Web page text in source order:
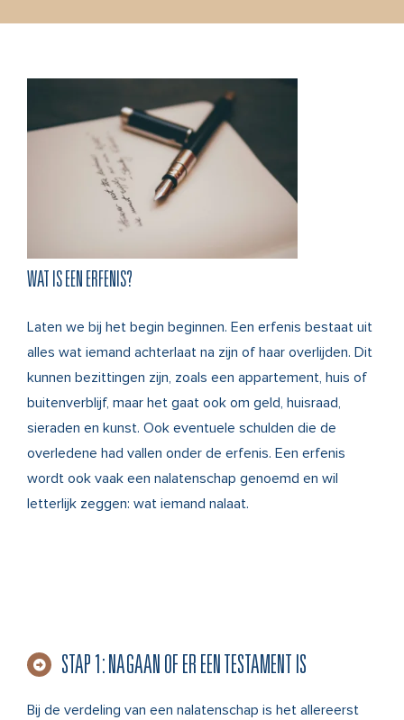
WAT IS EEN ERFENIS?
Laten we bij het begin beginnen. Een erfenis bestaat uit
alles wat iemand achterlaat na zijn of haar overlijden. Dit
kunnen bezittingen zijn, zoals een appartement, huis of
buitenverblijf, maar het gaat ook om geld, huisraad,
sieraden en kunst. Ook eventuele schulden die de
overledene had vallen onder de erfenis. Een erfenis
wordt ook vaak een nalatenschap genoemd en wil
letterlijk zeggen: wat iemand nalaat.
STAP 1: NAGAAN OF ER EEN TESTAMENT IS
Bij de verdeling van een nalatenschap is het allereerst